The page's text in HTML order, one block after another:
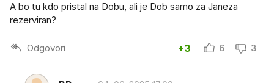
A bo tu kdo pristal na Dobu, ali je Dob samo za Janeza
rezerviran?
Odgovori +3 6 3